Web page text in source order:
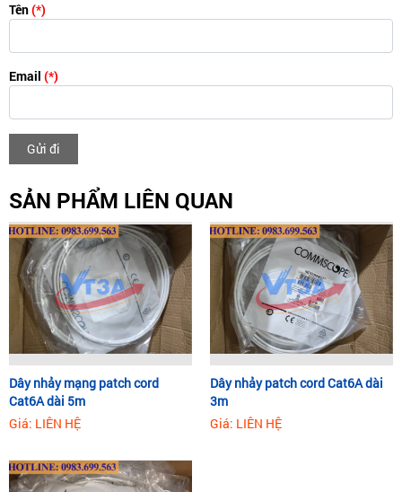
Tên(*)
Email (*)
Gửi đi
SẢN PHẨM LIÊN QUAN
Dây nhảy mạng patch cord
Cat6A dài 5m
Giá: LIÊN HỆ
Dây nhảy patch cord Cat6A dài
3m
Giá: LIÊN HỆ